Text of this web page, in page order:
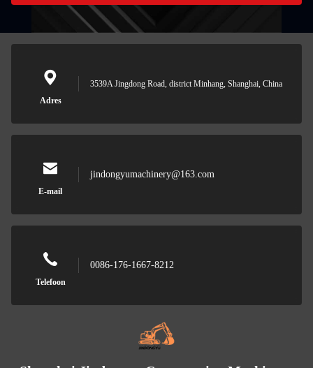
Adres
3539A Jingdong Road, district Minhang, Shanghai, China
E-mail
jindongyumachinery@163.com
Telefoon
0086-176-1667-8212